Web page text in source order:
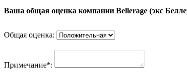
Ваша общая оценка компании Bellerage (экс
Общая оценка:
Примечание*: